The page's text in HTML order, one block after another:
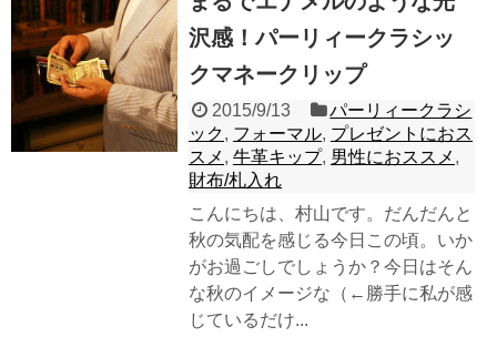
沢感！パーリィークラシッ
クマネークリップ
2015/9/13
パーリィークラシ
ック, フォーマル, プレゼントにおス
スメ , 牛革キップ, 男性におススメ ,
財布/札入れ
こんにちは、村山です。だんだんと
秋の気配を感じる今日この頃。いか
がお過ごしでしょうか？今日はそん
な秋のイメージな（←勝手に私が感
じているだけ...